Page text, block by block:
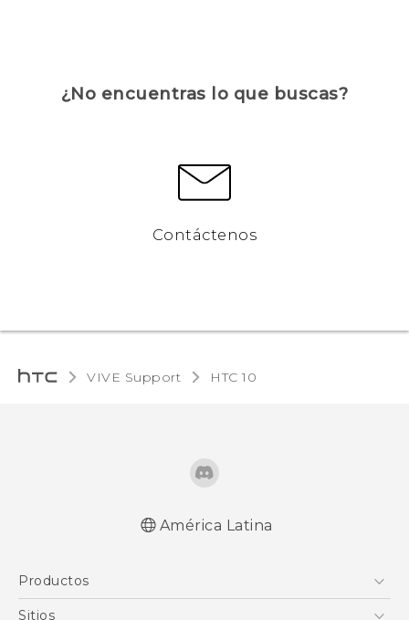
¿No encuentras lo que buscas?
Contáctenos
VIVE Support HTC 10‎
América Latina
Productos
5G
Sitios